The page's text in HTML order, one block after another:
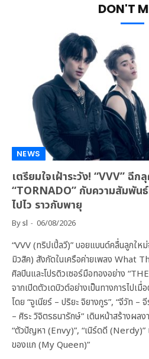
DON'T
NEWS
เตรียมใจเฝ้าระวัง! “VVV” ฉีก
“TORNADO” กับความสัมพันธ์
ไปไว ราวกับพายุ
Bysl 06/08/2026
“VVV (ทริปเปิ้ลวี)” บอยแบนด์คลื่นลูกใ
มิวสิค) สังกัดในเครือค่ายเพลง What
ศิลปินและโปรดิวเซอร์มือทองอย่าง
จากเปิดตัวเดบิวต์อย่างเป็นทางการไปเ
โดย “จูเนียร์ – ปริยะ จิยางกูร”, “จีวัท –
– ศิระ วิจิตรธนารักษ์” เดินหน้าสร้างผลง
“ตัวปัญหา (Envy)”, “เนิร์ดดี (Nerdy)”
ของแก (My Queen)”